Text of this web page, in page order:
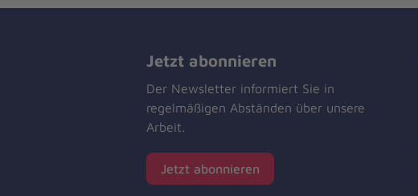
Jetzt abonnieren
Der Newsletter informiert Sie in
regelmäßigen Abständen über unsere
Arbeit.
Jetzt abonnieren